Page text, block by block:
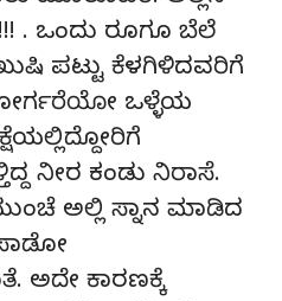
. ಒಂದು ರೂಗೂ ಬೆಲೆ
ಪಟ್ಟು ಕೆಳಗಿಳಿದವರಿಗೆ
ಒಳ್ಳೆಯ
ನೀರ ಕಂಡು ನಿರಾಸೆ.
ಅಲ್ಲಿ ಸ್ನಾನ ಮಾಡಿದ
ಅದೇ ಕಾರಣಕ್ಕೆ